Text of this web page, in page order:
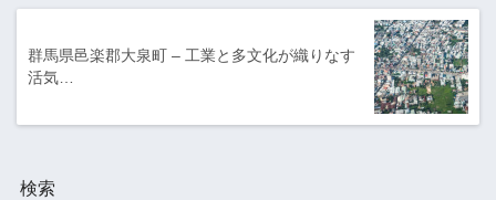
群馬県邑楽郡大泉町 – 工業と多文化が織りなす
活気…
検索